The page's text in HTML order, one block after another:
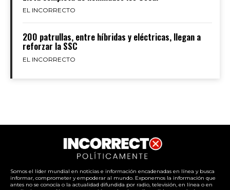
EL INCORRECTO
200 patrullas, entre híbridas y eléctricas, llegan a
reforzar la SSC
EL INCORRECTO
Somos el líder mundial en noticias e información encadenadas en línea y busca
informar, comprometer y empoderar al mundo. Exponemos la información que
antes no se conocía o la actualidad difundida por radio, televisión, en línea o en